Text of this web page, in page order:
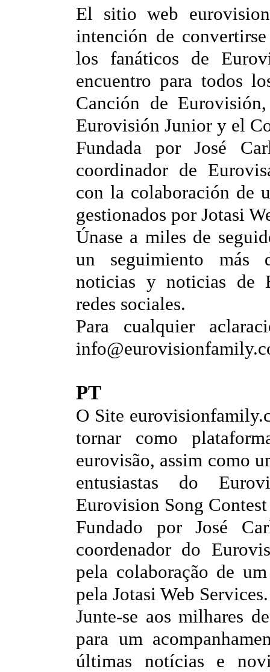
El sitio web
intención de
los fanáticos de
encuentro para todos
Canción de
Eurovisión Junior y el
Fundada por José
coordinador de
con la colaboración de
gestionados por Jotasi
Únase a miles de
un seguimiento más
noticias y noticias de
redes sociales.
Para cualquier
PT
O Site
tornar como
eurovisão, assim como
entusiastas do
Eurovision Song
Fundado por José
coordenador do
pela colaboração de
pela Jotasi Web Services.
Junte-se aos milhares
para um
últimas notícias e